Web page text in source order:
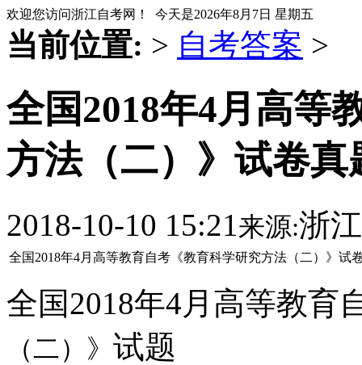
欢迎您访问浙江自考网！ 今天是2026年8月7日 星期五
当前位置: > 自考答案 >
全国2018年4月高等
方法（二）》试卷真
2018-10-10 15:21来源:浙
全国2018年4月高等教育自考《教育科学研究方法（二）》
全国2018年4月高等教育
（二） 》 试题